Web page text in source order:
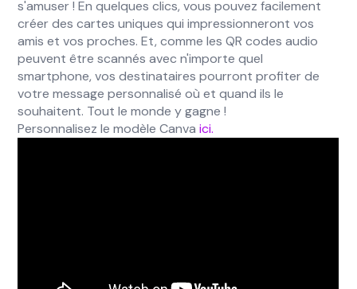
s'amuser ! En quelques clics, vous pouvez facilement
créer des cartes uniques qui impressionneront vos
amis et vos proches. Et, comme les QR codes audio
peuvent être scannés avec n'importe quel
smartphone, vos destinataires pourront profiter de
votre message personnalisé où et quand ils le
souhaitent. Tout le monde y gagne !
Personnalisez le modèle Canvaici.